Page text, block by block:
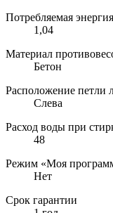
Потребляемая
1,04
Материал
Бетон
Расположение петли
Слева
Расход воды при
48
Режим «Моя
Нет
Срок гарантии